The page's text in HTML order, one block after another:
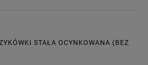
STAŁA OCYNKOWANA (BEZ